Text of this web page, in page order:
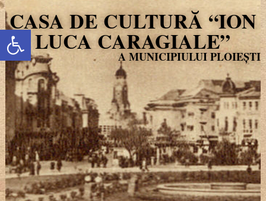
Deschide bara de unelte
CASA DE CULTURĂ “ION
LUCA CARAGIALE”